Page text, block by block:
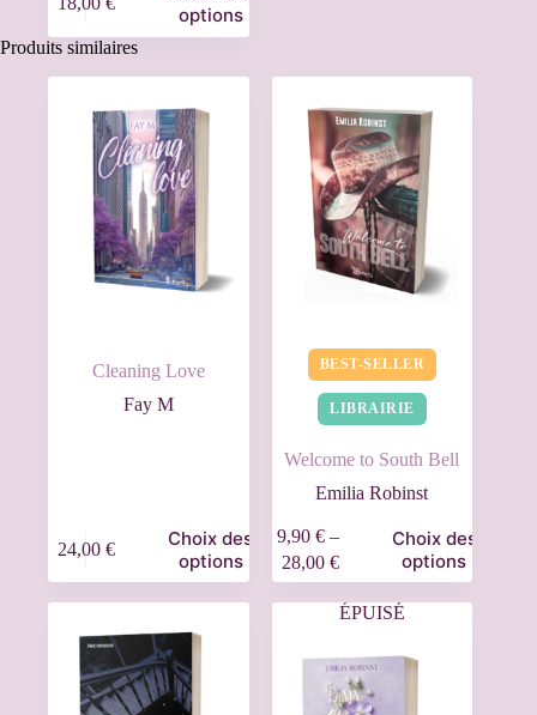
options
Produits similaires
Cleaning Love
Fay M
24,00 €
Choix des
options
BEST-SELLER
LIBRAIRIE
Welcome to South Bell
Emilia Robinst
9,90 €–
28,00 €
Choix des
options
ÉPUISÉ